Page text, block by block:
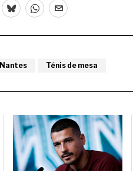
Nantes Ténis de mesa